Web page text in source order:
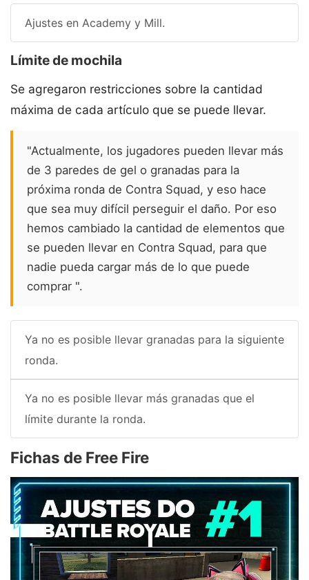
Ajustes en Academy y Mill.
Límite de mochila
Se agregaron restricciones sobre la cantidad
máxima de cada artículo que se puede llevar.
"Actualmente, los jugadores pueden llevar más
de 3 paredes de gel o granadas para la
próxima ronda de Contra Squad, y eso hace
que sea muy difícil perseguir el daño. Por eso
hemos cambiado la cantidad de elementos que
se pueden llevar en Contra Squad, para que
nadie pueda cargar más de lo que puede
comprar ".
Ya no es posible llevar granadas para la siguiente
ronda.
Ya no es posible llevar más granadas que el
límite durante la ronda.
Fichas de Free Fire